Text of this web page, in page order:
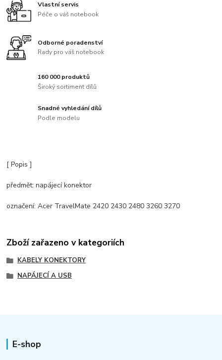
Vlastní servis
Péče o váš notebook
Odborné poradenství
Rady pro váš notebook
160 000 produktů
Široký sortiment dílů
Snadné vyhledání dílů
Podle modelu
[ Popis ]
předmět: napájecí konektor
označení: Acer TravelMate 2420 2430 2480 3260 3270
Zboží zařazeno v kategoriích
KABELY KONEKTORY
NAPÁJECÍ A USB
E-shop